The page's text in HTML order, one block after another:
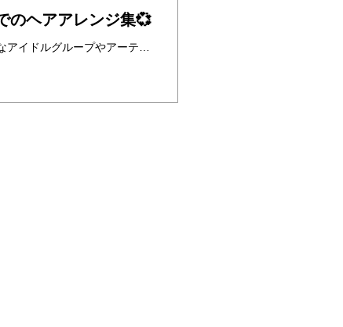
のヘアアレンジ集💞